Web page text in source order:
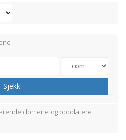
Sjekk
domene og oppdatere